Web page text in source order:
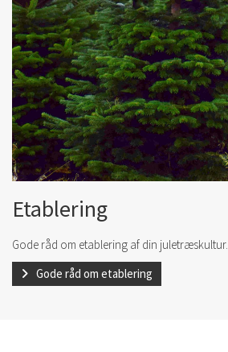
Etablering
Gode råd om etablering af din juletræskultur.
Gode råd om etablering